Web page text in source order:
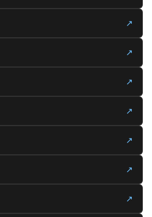
↗
↗
↗
↗
↗
↗
↗